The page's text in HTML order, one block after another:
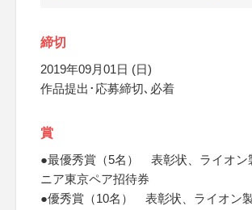
締切
2019年09月01日 (日)
作品提出･応募締切､必着
賞
●最優秀賞（5名） 表彰状、ライオン
ニア東京ペア招待券
●優秀賞（10名） 表彰状、ライオン